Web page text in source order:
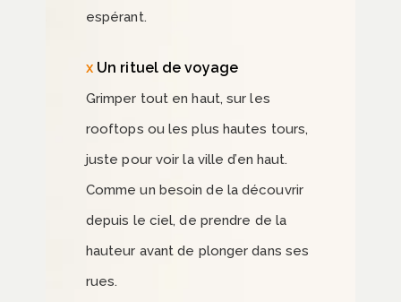
espérant.
Un rituel de voyage
Grimper tout en haut, sur les
rooftops ou les plus hautes tours,
juste pour voir la ville d’en haut.
Comme un besoin de la découvrir
depuis le ciel, de prendre de la
hauteur avant de plonger dans ses
rues.